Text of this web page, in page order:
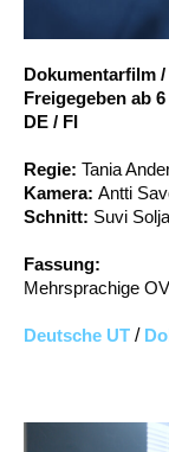
Dokumentarfilm /
Freigegeben ab
DE / FI
Regie: Tania
Kamera: Antti
Schnitt: Suvi Solja
Fassung:
Mehrsprachige
Deutsche UT /